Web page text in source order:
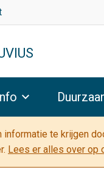
te krijgen
Lees er alles over op